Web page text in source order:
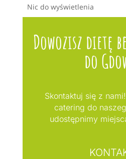
Nic do wyświetlenia
Dowozisz dietę
do
Skontaktuj się z
catering do
udostępnimy